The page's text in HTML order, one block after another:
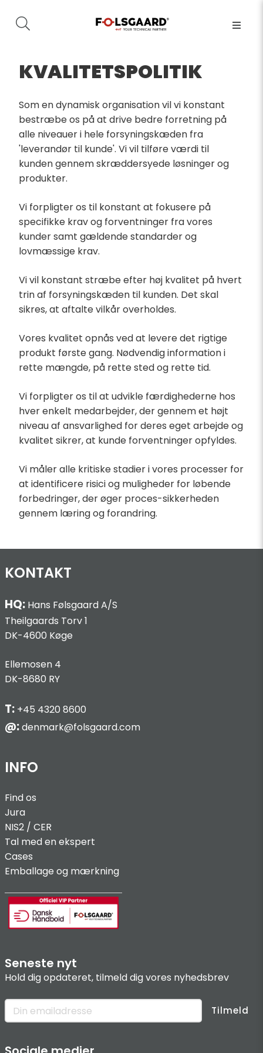
KVALITETSPOLITIK
Som en dynamisk organisation vil vi konstant
bestræbe os på at drive bedre forretning på
alle niveauer i hele forsyningskæden fra
'leverandør til kunde'. Vi vil tilføre værdi til
kunden gennem skræddersyede løsninger og
produkter.
Vi forpligter os til konstant at fokusere på
specifikke krav og forventninger fra vores
kunder samt gældende standarder og
lovmæssige krav.
Vi vil konstant stræbe efter høj kvalitet på hvert
trin af forsyningskæden til kunden. Det skal
sikres, at aftalte vilkår overholdes.
Vores kvalitet opnås ved at levere det rigtige
produkt første gang. Nødvendig information i
rette mængde, på rette sted og rette tid.
Vi forpligter os til at udvikle færdighederne hos
hver enkelt medarbejder, der gennem et højt
niveau af ansvarlighed for deres eget arbejde og
kvalitet sikrer, at kunde forventninger opfyldes.
Vi måler alle kritiske stadier i vores processer for
at identificere risici og muligheder for løbende
forbedringer, der øger proces-sikkerheden
gennem læring og forandring.
KONTAKT
HQ: Hans Følsgaard A/S
Theilgaards Torv 1
DK-4600 Køge
Ellemosen 4
DK-8680 RY
T: +45 4320 8600
@:denmark@folsgaard.com
INFO
Find os
Jura
NIS2 / CER
Tal med en ekspert
Cases
Emballage og mærkning
Seneste nyt
Hold dig opdateret, tilmeld dig vores nyhedsbrev
Tilmeld